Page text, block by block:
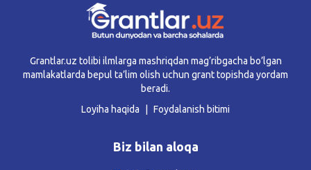
Grantlar.uz tolibi ilmlarga mashriqdan mag’ribgacha bo’lgan
mamlakatlarda bepul ta’lim olish uchun grant topishda yordam
beradi.
Loyiha haqida
Foydalanish bitimi
Biz bilan aloqa